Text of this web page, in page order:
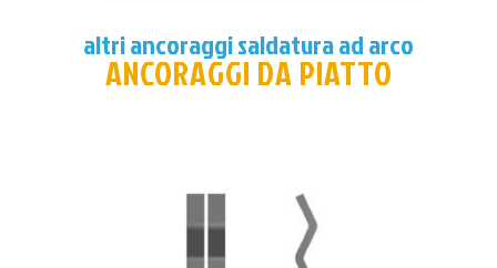
altri ancoraggi saldatura ad arco
ANCORAGGI DA PIATTO